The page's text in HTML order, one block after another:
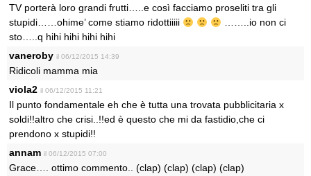
TV porterà loro grandi frutti…..e così facciamo proseliti tra gli
stupidi……ohime’ come stiamo ridottiiiii
……..io non ci
sto…..q hihi hihi hihi hihi
vaneroby il 06/12/2015 14:39
Ridicoli mamma mia
viola2 il 06/12/2015 11:21
Il punto fondamentale eh che è tutta una trovata pubblicitaria x
soldi!!altro che crisi..!!ed è questo che mi da fastidio,che ci
prendono x stupidi!!
annam il 06/12/2015 07:00
Grace…. ottimo commento.. (clap) (clap) (clap) (clap)